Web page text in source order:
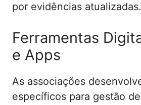
por evidências atualizadas.
Ferramentas
e Apps
As associações
específicos para gestão